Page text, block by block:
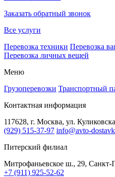
Заказать обратный звонок
Все услуги
Перевозка техники Перевозка
Перевозка личных вещей
Меню
Грузоперевозки Транспортный
Контактная информация
117628, г. Москва, ул.
(929) 515-37-97 info@avto-
Питерский филиал
Митрофаньевское ш., 29, Санкт-
+7 (911) 925-52-62